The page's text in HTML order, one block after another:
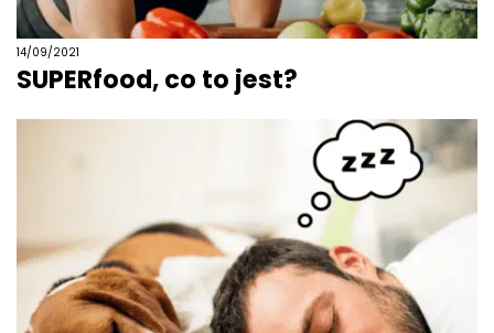
14/09/2021
SUPERfood, co to jest?